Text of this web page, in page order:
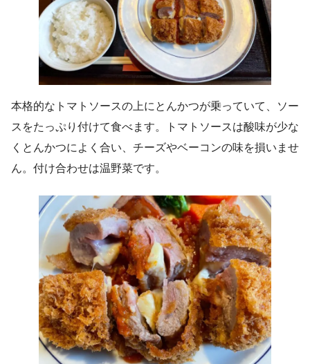
本格的なトマトソースの上にとんかつが乗っていて、ソー
スをたっぷり付けて食べます。トマトソースは酸味が少な
くとんかつによく合い、チーズやベーコンの味を損いませ
ん。付け合わせは温野菜です。